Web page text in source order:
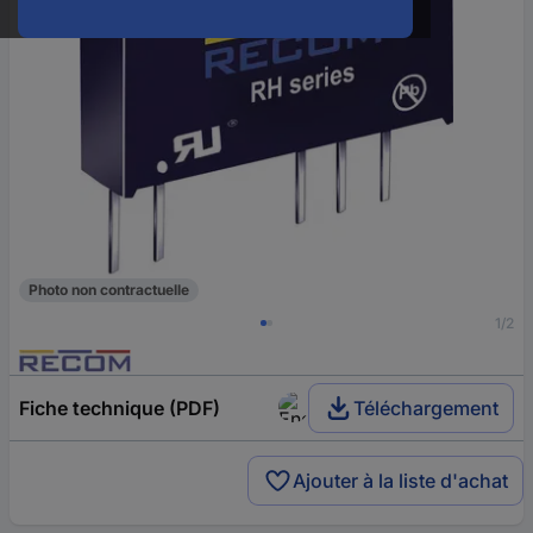
1/2
Photo non contractuelle
Fiche technique (PDF) Téléchargement
Ajouter à la liste d'achat